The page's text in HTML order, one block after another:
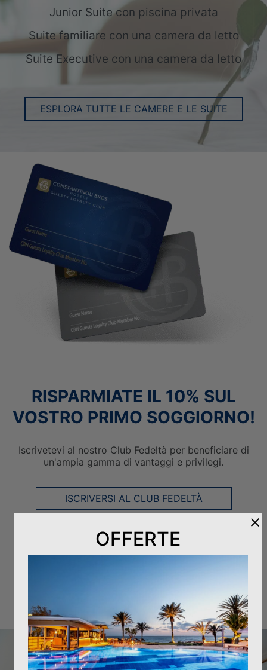
Junior Suite con piscina privata
Suite familiare con una camera da letto
Suite Executive con una camera da letto
ESPLORA TUTTE LE CAMERE E LE SUITE
RISPARMIATE IL 10% SUL
VOSTRO PRIMO SOGGIORNO!
Iscrivetevi al nostro Club Fedeltà per beneficiare di
un'ampia gamma di vantaggi e privilegi.
ISCRIVERSI AL CLUB FEDELTÀ
OFFERTE SPECIALI
OFFERTE